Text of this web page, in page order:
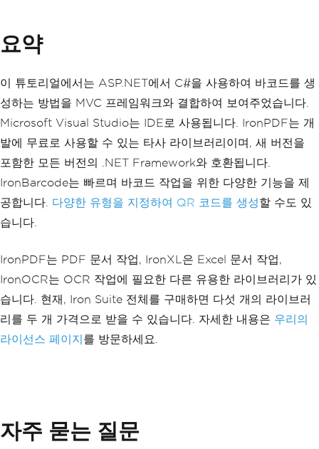
2 col-md-10">
alue="Create" class= "btn btn-default"
/>
</div>
</div>
@section Scripts {
al")
요약
이 튜토리얼에서는 ASP.NET에서 C#을 사용하여 바코드를 생
성하는 방법을 MVC 프레임워크와 결합하여 보여주었습니다.
Microsoft Visual Studio는 IDE로 사용됩니다. IronPDF는 개
발에 무료로 사용할 수 있는 타사 라이브러리이며, 새 버전을
포함한 모든 버전의 .NET Framework와 호환됩니다.
IronBarcode는 빠르며 바코드 작업을 위한 다양한 기능을 제
공합니다. 다양한 유형을 지정하여 QR 코드를 생성할 수도 있
습니다.
IronPDF는 PDF 문서 작업, IronXL은 Excel 문서 작업,
IronOCR는 OCR 작업에 필요한 다른 유용한 라이브러리가 있
습니다. 현재, Iron Suite 전체를 구매하면 다섯 개의 라이브러
리를 두 개 가격으로 받을 수 있습니다. 자세한 내용은 우리의
라이선스 페이지 를 방문하세요.
자주 묻는 질문